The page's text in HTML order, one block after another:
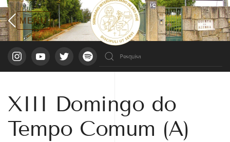
XIII Domingo do
Tempo Comum (A)